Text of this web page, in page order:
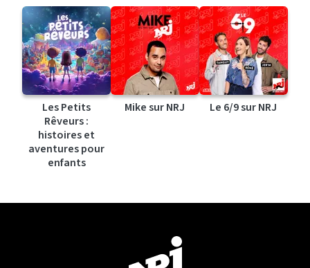
Les Petits
Rêveurs :
histoires et
aventures pour
enfants
Mike sur NRJ Le 6/9 sur NRJ